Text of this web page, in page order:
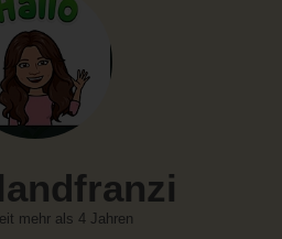
mehr als 4 Jahren